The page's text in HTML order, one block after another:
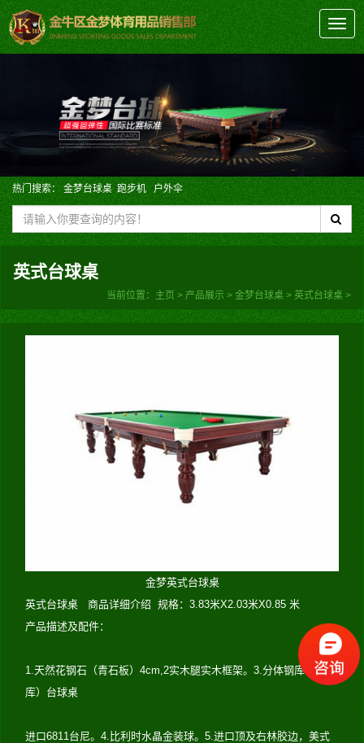
切
换
航
热门搜索： 金梦台球桌 跑步机 户外伞
英式台球桌
当前位置： 主页 > 产品展示 > 金梦台球桌 > 英式台球桌 >
金梦英式台球桌
英式台球桌 商品详细介绍 规格：3.83米X2.03米X0.85 米
产品描述及配件：
1.天然花钢石（青石板）4cm,2实木腿实木框架。3.分体钢库（木
库）台球桌
进口6811台尼。4.比利时水晶金装球。5.进口顶及右林胶边，美式